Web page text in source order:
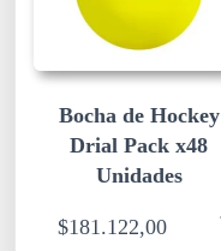
Bocha de Hockey
Drial Pack x48
Unidades
$181.122,00